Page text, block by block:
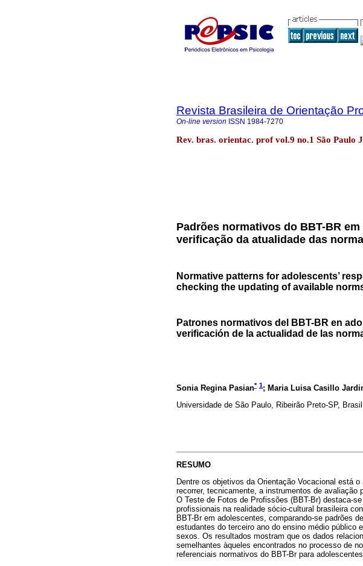
Revista Brasileira de Orientação
On-line version ISSN 1984-7270
Rev. bras. orientac. prof vol.9 no.1 São Paulo
Padrões normativos do BBT-BR
verificação da atualidade das
Normative patterns for adolescents’
checking the updating of available
Patrones normativos del BBT-BR en
verificación de la actualidad de las
Sonia Regina Pasian* 1; Maria Luisa Casillo
Universidade de São Paulo, Ribeirão Preto-SP, Brasil
RESUMO
Dentre os objetivos da Orientação Vocacional está
recorrer, tecnicamente, a instrumentos de
O Teste de Fotos de Profissões (BBT-Br) destaca-
profissionais na realidade sócio-cultural brasileira
BBT-Br em adolescentes, comparando-se padrões
estudantes do terceiro ano do ensino médio público
sexos. Os resultados mostram que os dados
semelhantes àqueles encontrados no processo de
referenciais normativos do BBT-Br para